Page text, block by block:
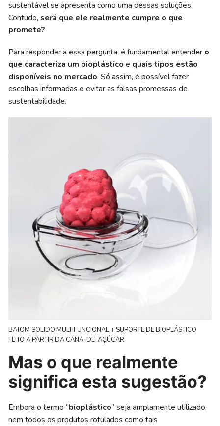
sustentável se apresenta como uma dessas soluções.
Contudo, será que ele realmente cumpre o que
promete?
Para responder a essa pergunta, é fundamental entender o
que caracteriza um bioplástico e quais tipos estão
disponíveis no mercado. Só assim, é possível fazer
escolhas informadas e evitar as falsas promessas de
sustentabilidade.
BATOM SOLIDO MULTIFUNCIONAL + SUPORTE DE BIOPLÁSTICO
FEITO A PARTIR DA CANA-DE-AÇÚCAR
Mas o que realmente
significa esta sugestão?
Embora o termo “bioplástico” seja amplamente utilizado,
nem todos os produtos rotulados como tais